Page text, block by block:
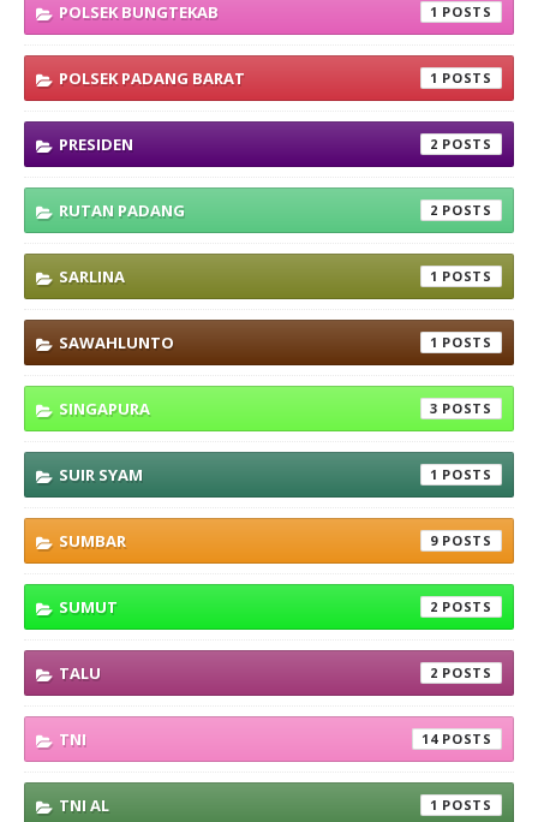
POLSEK BUNGTEKAB 1
POLSEK PADANG BARAT 1
PRESIDEN 2
RUTAN PADANG 2
SARLINA 1
SAWAHLUNTO 1
SINGAPURA 3
SUIR SYAM 1
SUMBAR 9
SUMUT 2
TALU 2
TNI 14
TNI AL 1